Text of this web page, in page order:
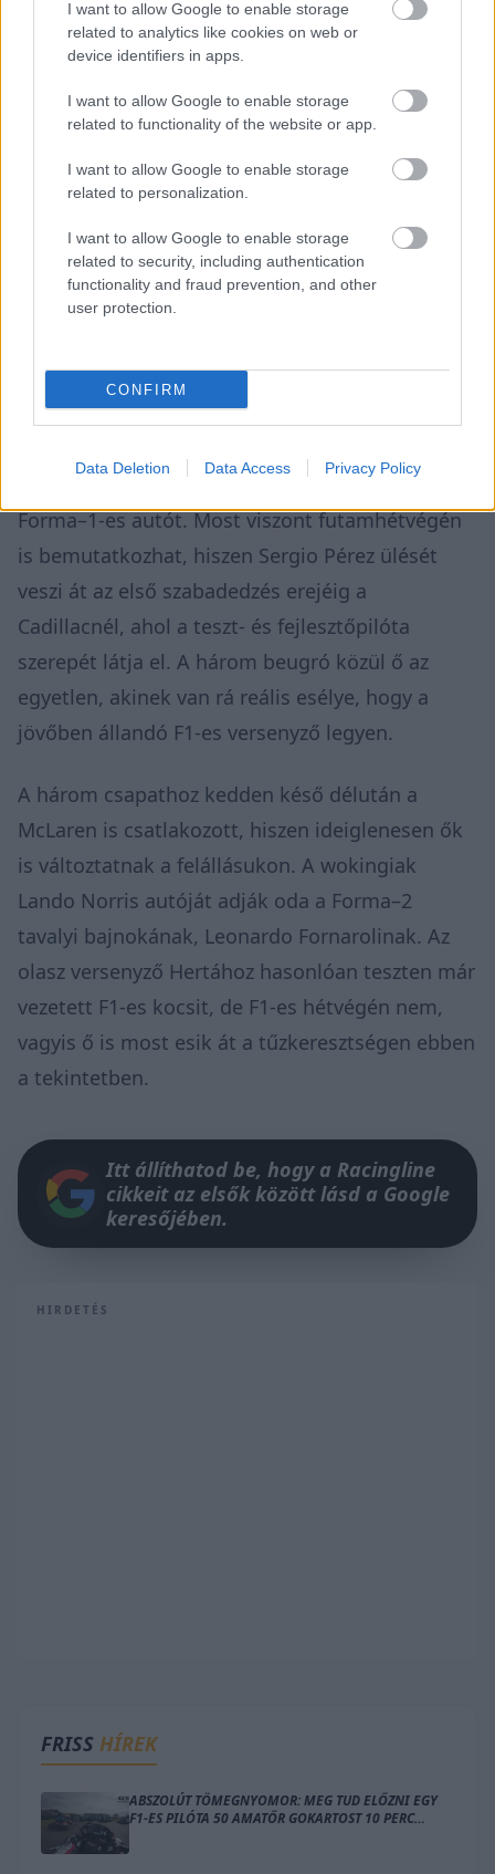
I want to allow Google to enable storage
related to analytics like cookies on web or
device identifiers in apps.
I want to allow Google to enable storage
related to functionality of the website or app.
I want to allow Google to enable storage
related to personalization.
I want to allow Google to enable storage
related to security, including authentication
functionality and fraud prevention, and other
user protection.
CONFIRM
Data Deletion Data Access Privacy Policy
szabályrendszer szerint épült autót.
Colton Herta, aki még csak teszten vezetett
Forma–1-es autót. Most viszont futamhétvégén
is bemutatkozhat, hiszen Sergio Pérez ülését
veszi át az első szabadedzés erejéig a
Cadillacnél, ahol a teszt- és fejlesztőpilóta
szerepét látja el. A három beugró közül ő az
egyetlen, akinek van rá reális esélye, hogy a
jövőben állandó F1-es versenyző legyen.
A három csapathoz kedden késő délután a
McLaren is csatlakozott, hiszen ideiglenesen ők
is változtatnak a felállásukon. A wokingiak
Lando Norris autóját adják oda a Forma–2
tavalyi bajnokának, Leonardo Fornarolinak. Az
olasz versenyző Hertához hasonlóan teszten már
vezetett F1-es kocsit, de F1-es hétvégén nem,
vagyis ő is most esik át a tűzkeresztségen ebben
a tekintetben.
Itt állíthatod be, hogy a Racingline
cikkeit az elsők között lásd a Google
keresőjében.
HIRDETÉS
FRISS HÍREK
ABSZOLÚT TÖMEGNYOMOR: MEG TUD ELŐZNI EGY
F1-ES PILÓTA 50 AMATŐR GOKARTOST 10 PERC